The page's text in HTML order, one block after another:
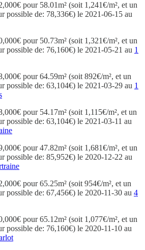
pour 58.01m² (soit 1,241€/m², et un
possible de: 78,336€) le 2021-06-15 au
pour 50.73m² (soit 1,321€/m², et un
possible de: 76,160€) le 2021-05-21 au 1
pour 64.59m² (soit 892€/m², et un
possible de: 63,104€) le 2021-03-29 au 1
pour 54.17m² (soit 1,115€/m², et un
possible de: 63,104€) le 2021-03-11 au
pour 47.82m² (soit 1,681€/m², et un
possible de: 85,952€) le 2020-12-22 au
pour 65.25m² (soit 954€/m², et un
possible de: 67,456€) le 2020-11-30 au 4
pour 65.12m² (soit 1,077€/m², et un
possible de: 76,160€) le 2020-11-10 au